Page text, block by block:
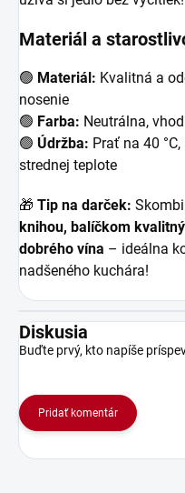
Materiál a
🟢 Materiál: Kvalitná a
nosenie
🟢 Farba: Neutrálna,
🟢 Údržba: Prať na 40
strednej teplote
🎁 Tip na darček:
knihou, balíčkom
dobrého vína – ideálna
nadšeného kuchára!
Diskusia
Buďte prvý, kto napíše
Pridať komentár